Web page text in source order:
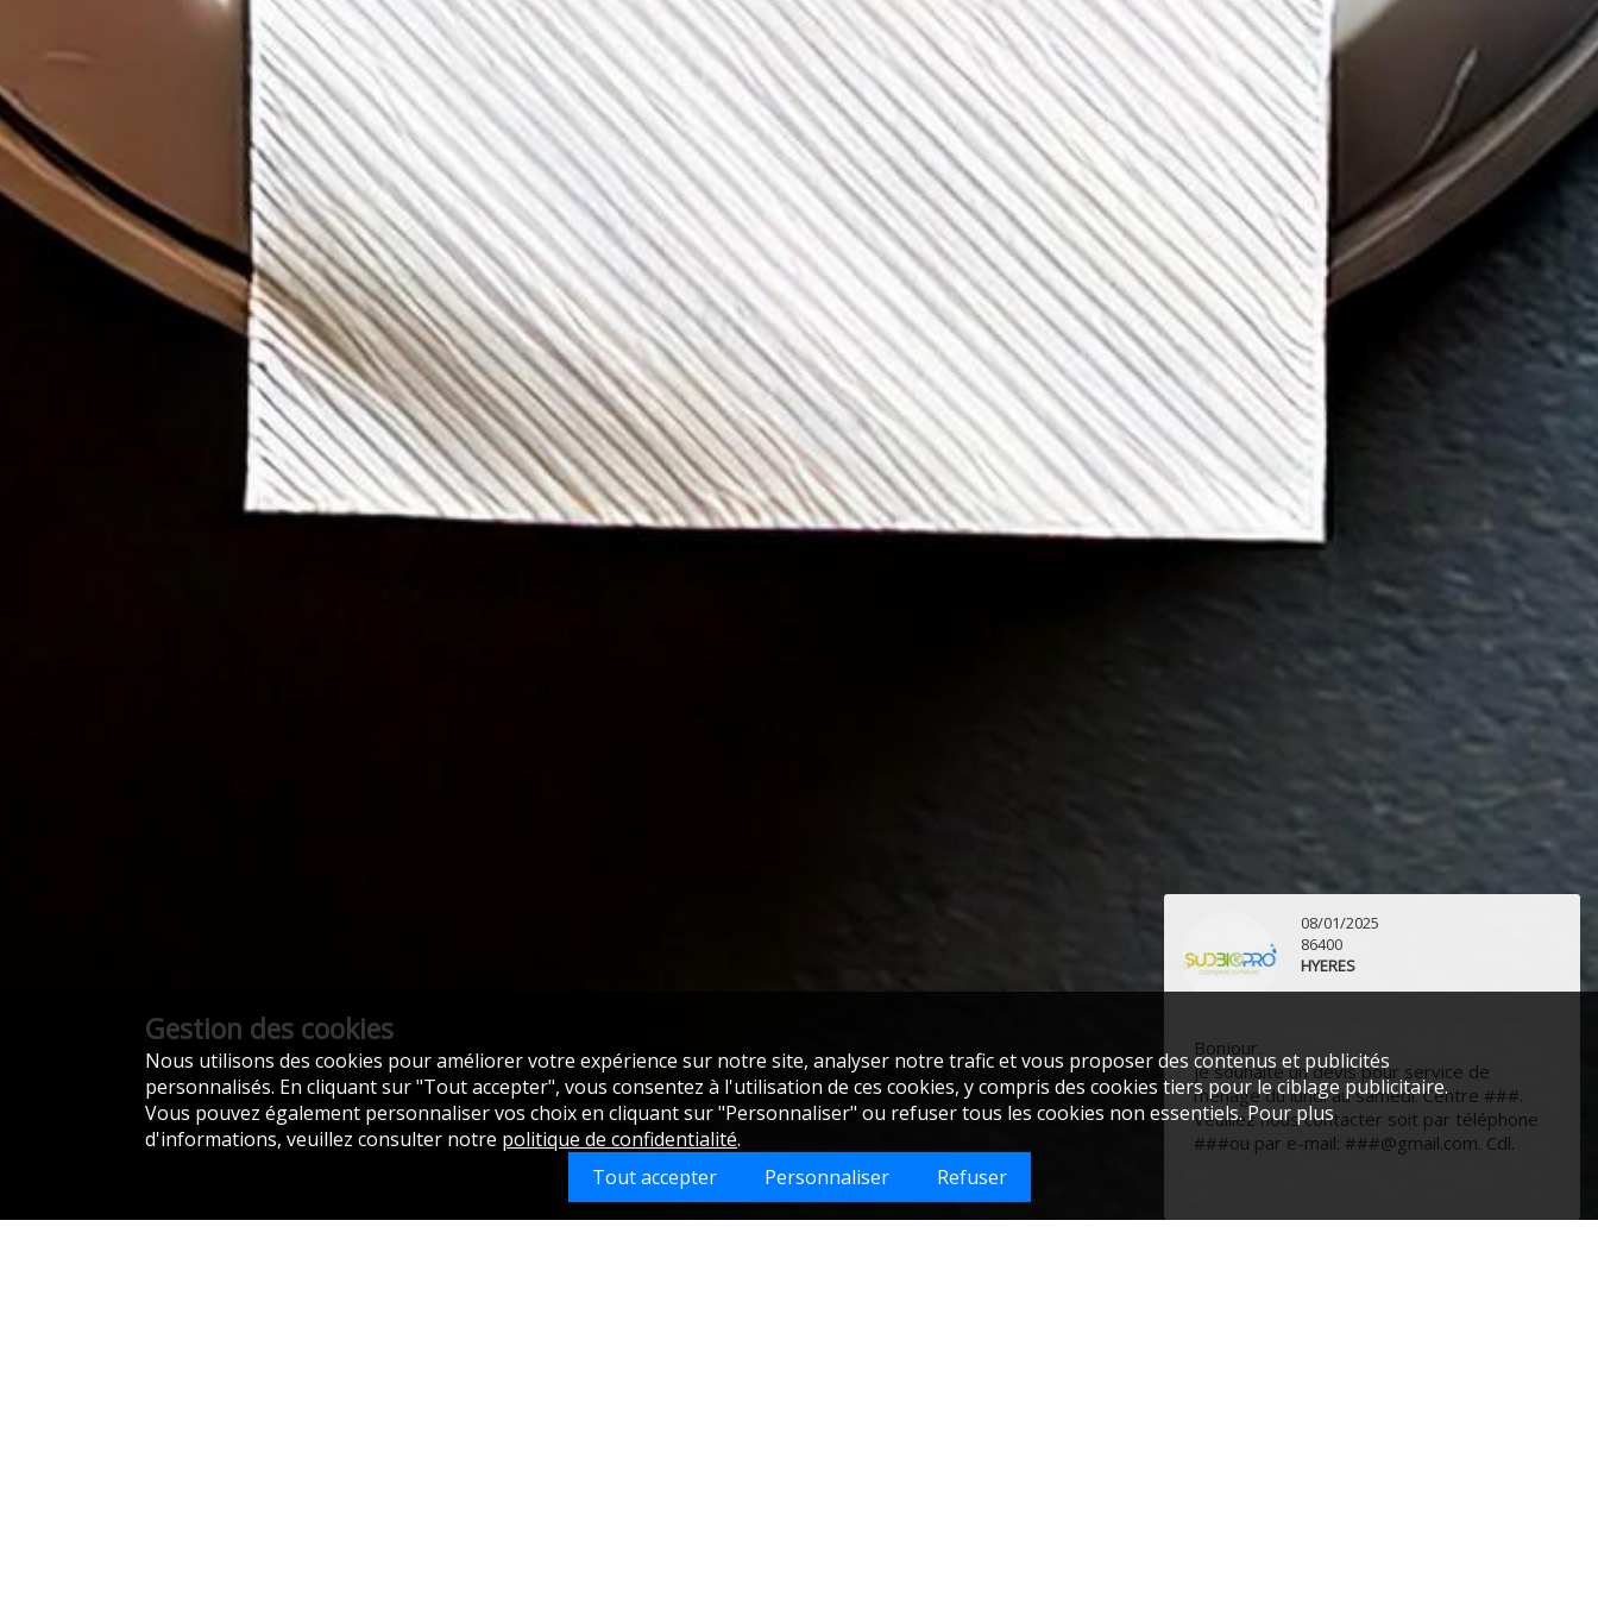
Gestion des cookies
Nous utilisons des cookies pour améliorer votre expérience sur notre site, analyser notre trafic et vous proposer des contenus et publicités
personnalisés. En cliquant sur "Tout accepter", vous consentez à l'utilisation de ces cookies, y compris des cookies tiers pour le ciblage publicitaire.
Vous pouvez également personnaliser vos choix en cliquant sur "Personnaliser" ou refuser tous les cookies non essentiels. Pour plus
d'informations, veuillez consulter notre politique de confidentialité.
Tout accepter
Personnaliser Refuser
08/01/2025
86400
HYERES
Bonjour.
je souhaite un devis pour service de
ménage du lundi au samedi. Centre ###.
Veuillez nous contacter soit par téléphone
###ou par e-mail: ###@gmail.com. Cdl.